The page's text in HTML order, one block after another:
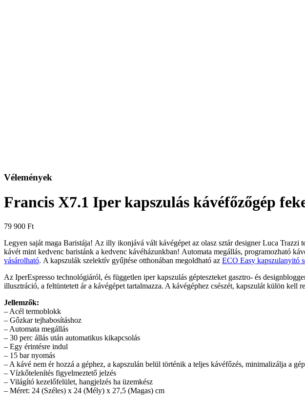
Vélemények
Francis X7.1 Iper kapszulás kávéfőzőgép
79 900 Ft
Legyen saját maga Baristája! Az illy ikonjává vált kávégépet az olasz sztár designer Luca
kávét mint kedvenc baristánk a kedvenc kávéházunkban! Automata megállás, programozható
vásárolható. A kapszulák szelektív gyűjtése otthonában megoldható az ECO Easy kapszulanyitó
Az IperEspresso technológiáról, és független iper kapszulás gépteszteket gasztro- és
illusztráció, a feltüntetett ár a kávégépet tartalmazza. A kávégéphez csészét, kapszulát külön kell
Jellemzők:
– Acél termoblokk
– Gőzkar tejhabosításhoz
– Automata megállás
– 30 perc állás után automatikus kikapcsolás
– Egy érintésre indul
– 15 bar nyomás
– A kávé nem ér hozzá a géphez, a kapszulán belül történik a teljes kávéfőzés, minimalizálja a
– Vízkőtelenítés figyelmeztető jelzés
– Világító kezelőfelület, hangjelzés ha üzemkész
– Méret: 24 (Széles) x 24 (Mély) x 27,5 (Magas) cm